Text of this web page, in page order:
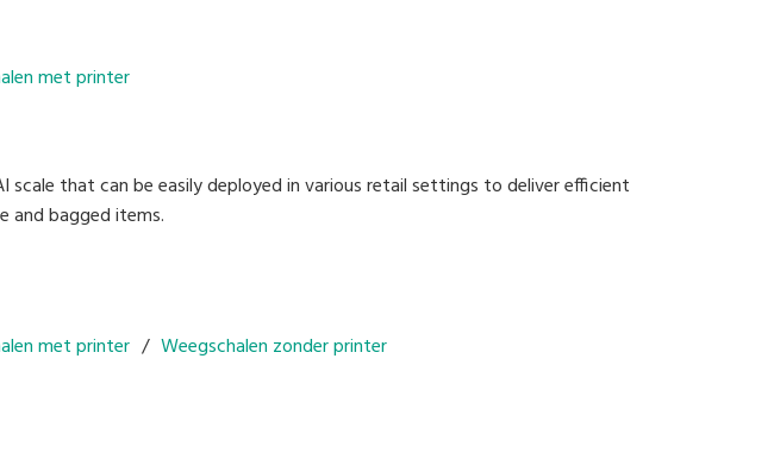
met printer
scale that can be easily deployed in various retail settings to deliver efficient
and bagged items.
met printer Weegschalen zonder printer